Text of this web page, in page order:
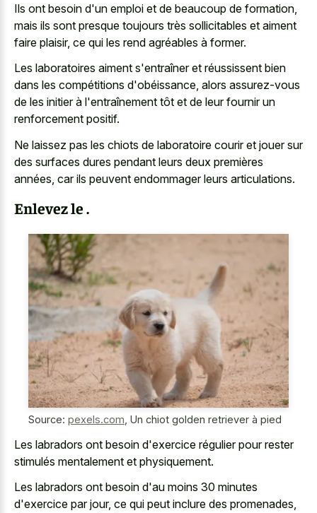
Ils ont besoin d'un emploi et de beaucoup de formation,
mais ils sont presque toujours très sollicitables et aiment
faire plaisir, ce qui les rend agréables à former.
Les laboratoires aiment s'entraîner et réussissent bien
dans les compétitions d'obéissance, alors assurez-vous
de les initier à l'entraînement tôt et de leur fournir un
renforcement positif.
Ne laissez pas les chiots de laboratoire courir et jouer sur
des surfaces dures pendant leurs deux premières
années, car ils peuvent endommager leurs articulations.
Enlevez le .
Source: pexels.com Un chiot golden retriever à pied
Les labradors ont besoin d'exercice régulier pour rester
stimulés mentalement et physiquement.
Les labradors ont besoin d'au moins 30 minutes
d'exercice par jour, ce qui peut inclure des promenades,